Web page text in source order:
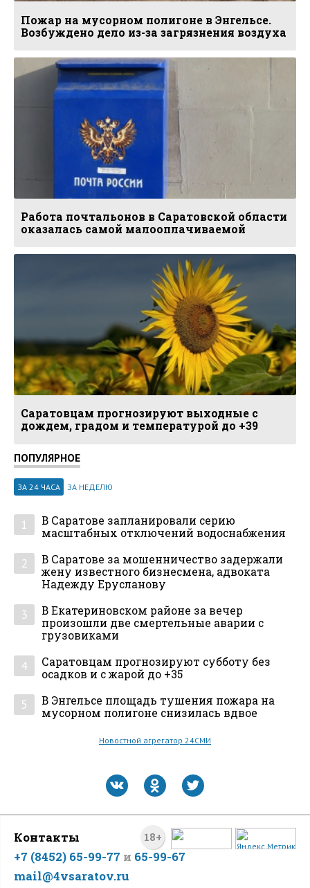
Пожар на мусорном полигоне в Энгельсе.
Возбуждено дело из-за загрязнения воздуха
Работа почтальонов в Саратовской области
оказалась самой малооплачиваемой
Саратовцам прогнозируют выходные с
дождем, градом и температурой до +39
ПОПУЛЯРНОЕ
ЗА 24 ЧАСА ЗА НЕДЕЛЮ
1
В Саратове запланировали серию
масштабных отключений водоснабжения
2
В Саратове за мошенничество задержали
жену известного бизнесмена, адвоката
Надежду Ерусланову
3
В Екатериновском районе за вечер
произошли две смертельные аварии с
грузовиками
4
Саратовцам прогнозируют субботу без
осадков и с жарой до +35
5
В Энгельсе площадь тушения пожара на
мусорном полигоне снизилась вдвое
Новостной агрегатор 24СМИ
18+
Контакты
+7 (8452) 65-99-77 и 65-99-67
mail@4vsaratov.ru